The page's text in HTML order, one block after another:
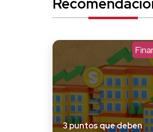
3 puntos que deben